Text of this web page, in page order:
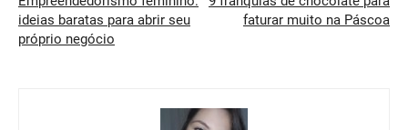
ideias baratas para abrir seu
próprio negócio
faturar muito na Páscoa